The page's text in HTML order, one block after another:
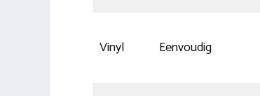
Vinyl Eenvoudig